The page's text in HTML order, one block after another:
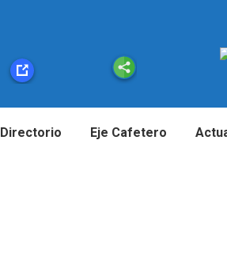
Directorio Eje Cafetero